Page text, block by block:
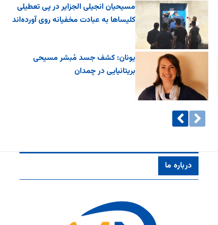
مسیحیان انجیلی الجزایر در پی تعطیلی
کلیساها به عبادت مخفیانه روی آورده‌اند
یونان: کشف جسد مُبشر مسیحی
بریتانیایی در چمدان
درباره ما